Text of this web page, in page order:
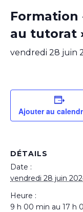
Formation
au tutorat
vendredi 28 juin
Ajouter au
DÉTAILS
Date :
vendredi 28 juin
Heure :
9 h 00 min au 17 h